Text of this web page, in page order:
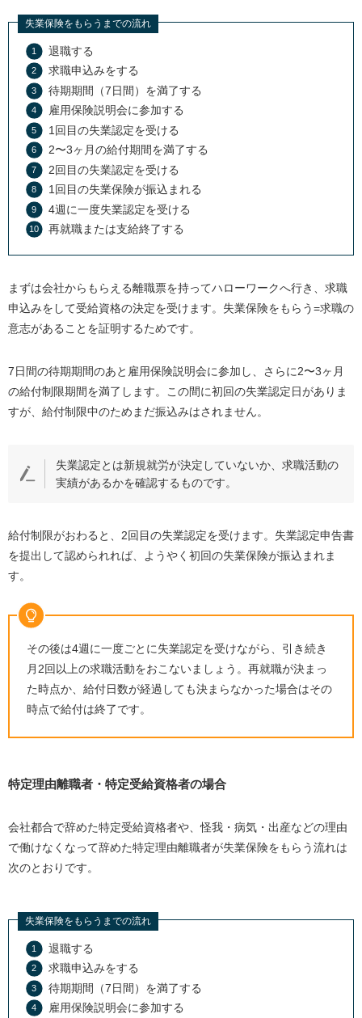
失業保険をもらうまでの流れ
退職する
求職申込みをする
待期期間（7日間）を満了する
雇用保険説明会に参加する
1回目の失業認定を受ける
2〜3ヶ月の給付期間を満了する
2回目の失業認定を受ける
1回目の失業保険が振込まれる
4週に一度失業認定を受ける
再就職または支給終了する
まずは会社からもらえる離職票を持ってハローワークへ行き、求職
申込みをして受給資格の決定を受けます。失業保険をもらう=求職の
意志があることを証明するためです。
7日間の待期期間のあと雇用保険説明会に参加し、さらに2〜3ヶ月
の給付制限期間を満了します。この間に初回の失業認定日がありま
すが、給付制限中のためまだ振込みはされません。
失業認定とは新規就労が決定していないか、求職活動の
実績があるかを確認するものです。
給付制限がおわると、2回目の失業認定を受けます。失業認定申告書
を提出して認められれば、ようやく初回の失業保険が振込まれま
す。
その後は4週に一度ごとに失業認定を受けながら、引き続き
月2回以上の求職活動をおこないましょう。再就職が決まっ
た時点か、給付日数が経過しても決まらなかった場合はその
時点で給付は終了です。
特定理由離職者・特定受給資格者の場合
会社都合で辞めた特定受給資格者や、怪我・病気・出産などの理由
で働けなくなって辞めた特定理由離職者が失業保険をもらう流れは
次のとおりです。
失業保険をもらうまでの流れ
退職する
求職申込みをする
待期期間（7日間）を満了する
雇用保険説明会に参加する